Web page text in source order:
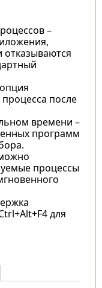
–
отказываются
после
времени –
программ
процессы
для